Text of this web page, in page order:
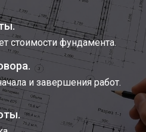
стоимости фундамента.
и завершения работ.